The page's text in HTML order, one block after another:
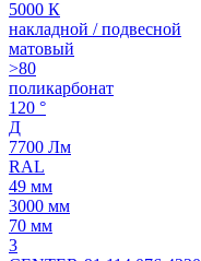
5000 К
накладной / подвесной
матовый
>80
поликарбонат
120 °
Д
7700 Лм
RAL
49 мм
3000 мм
70 мм
3